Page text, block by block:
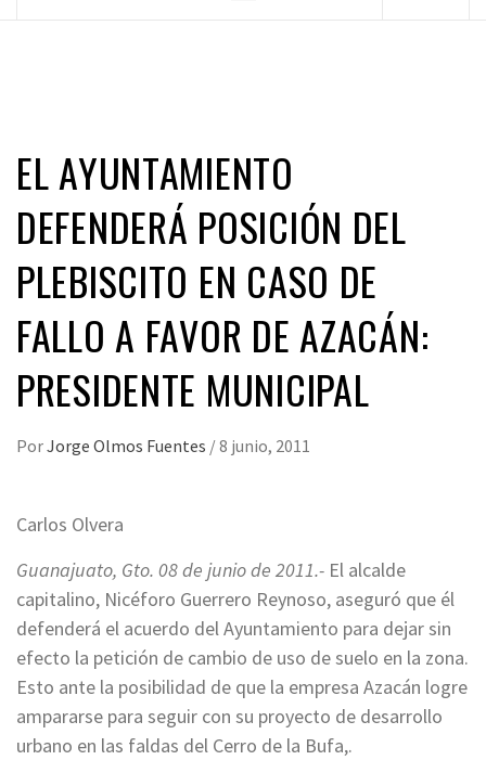
EL AYUNTAMIENTO
DEFENDERÁ POSICIÓN DEL
PLEBISCITO EN CASO DE
FALLO A FAVOR DE AZACÁN:
PRESIDENTE MUNICIPAL
PorJorge Olmos Fuentes /8 junio, 2011
Carlos Olvera
Guanajuato, Gto. 08 de junio de 2011.- El alcalde
capitalino, Nicéforo Guerrero Reynoso, aseguró que él
defenderá el acuerdo del Ayuntamiento para dejar sin
efecto la petición de cambio de uso de suelo en la zona.
Esto ante la posibilidad de que la empresa Azacán logre
ampararse para seguir con su proyecto de desarrollo
urbano en las faldas del Cerro de la Bufa,.